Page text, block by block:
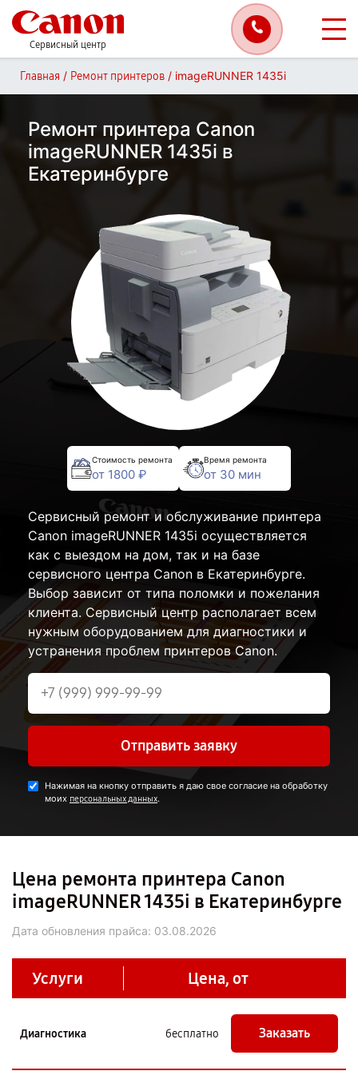
Сервисный центр
Главная / Ремонт принтеров / imageRUNNER 1435i
Ремонт принтера Canon
imageRUNNER 1435i в
Екатеринбурге
Стоимость ремонта
от 1800 ₽
Время ремонта
от 30 мин
Сервисный ремонт и обслуживание принтера
Canon imageRUNNER 1435i осуществляется
как с выездом на дом, так и на базе
сервисного центра Canon в Екатеринбурге.
Выбор зависит от типа поломки и пожелания
клиента. Сервисный центр располагает всем
нужным оборудованием для диагностики и
устранения проблем принтеров Canon.
Отправить заявку
Нажимая на кнопку отправить я даю свое согласие на обработку
моих персональных данных.
Цена ремонта принтера Canon
imageRUNNER 1435i в Екатеринбурге
Дата обновления прайса: 03.08.2026
Услуги Цена, от
Диагностика бесплатно Заказать